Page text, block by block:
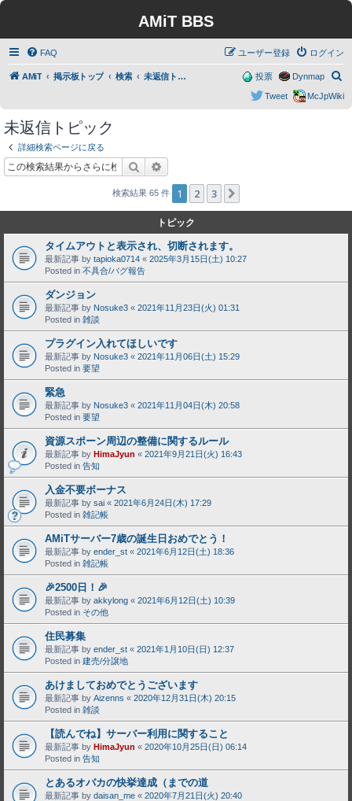
AMiT BBS
FAQ ログイン
ユーザー登録
AMiT 掲示板トップ 検索 未返信トピック
索
Dynmap
投票
McJpWiki
Tweet
未返信トピック
詳細検索ページに戻る
検索
検索結果 65 件 1 2 3
トピック
タイムアウトと表示され、切断されます。
最新記事 by tapioka0714 « 2025年3月15日(土) 10:27
Posted in 不具合/バグ報告
ダンジョン
最新記事 by Nosuke3 « 2021年11月23日(火) 01:31
Posted in 雑談
プラグイン入れてほしいです
最新記事 by Nosuke3 « 2021年11月06日(土) 15:29
Posted in 要望
緊急
最新記事 by Nosuke3 « 2021年11月04日(木) 20:58
Posted in 要望
資源スポーン周辺の整備に関するルール
最新記事 by HimaJyun « 2021年9月21日(火) 16:43
Posted in 告知
入金不要ボーナス
最新記事 by sai « 2021年6月24日(木) 17:29
Posted in 雑記帳
AMiTサーバー7歳の誕生日おめでとう！
最新記事 by ender_st « 2021年6月12日(土) 18:36
Posted in 雑記帳
🎉2500日！🎉
最新記事 by akkylong « 2021年6月12日(土) 10:39
Posted in その他
住民募集
最新記事 by ender_st « 2021年1月10日(日) 12:37
Posted in 建売/分譲地
あけましておめでとうございます
最新記事 by Aizenns « 2020年12月31日(木) 20:15
Posted in 雑談
【読んでね】サーバー利用に関すること
最新記事 by HimaJyun « 2020年10月25日(日) 06:14
Posted in 告知
とあるオバカの快挙達成（までの道
最新記事 by daisan_me « 2020年7月21日(火) 20:40